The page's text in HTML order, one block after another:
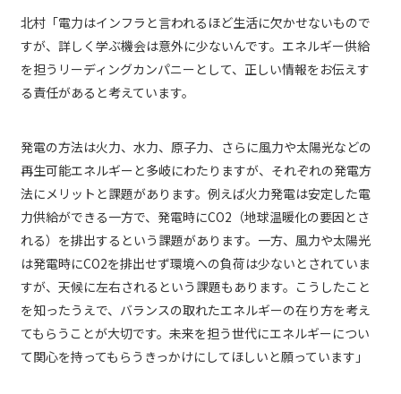
北村「電力はインフラと言われるほど生活に欠かせないもので
すが、詳しく学ぶ機会は意外に少ないんです。エネルギー供給
を担うリーディングカンパニーとして、正しい情報をお伝えす
る責任があると考えています。
発電の方法は火力、水力、原子力、さらに風力や太陽光などの
再生可能エネルギーと多岐にわたりますが、それぞれの発電方
法にメリットと課題があります。例えば火力発電は安定した電
力供給ができる一方で、発電時にCO2（地球温暖化の要因とさ
れる）を排出するという課題があります。一方、風力や太陽光
は発電時にCO2を排出せず環境への負荷は少ないとされていま
すが、天候に左右されるという課題もあります。こうしたこと
を知ったうえで、バランスの取れたエネルギーの在り方を考え
てもらうことが大切です。未来を担う世代にエネルギーについ
て関心を持ってもらうきっかけにしてほしいと願っています」